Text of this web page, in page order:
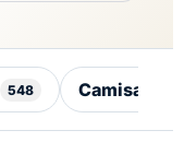
548 Camisas,